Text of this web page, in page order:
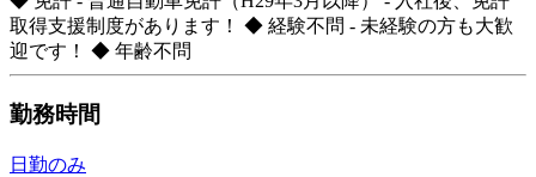
取得支援制度があります！ ◆ 経験不問 - 未経験の方も大歓
迎です！ ◆ 年齢不問
勤務時間
日勤のみ